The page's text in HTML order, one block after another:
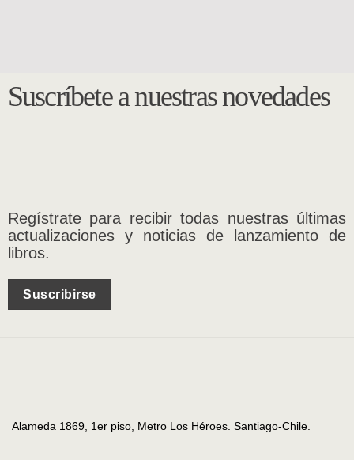
Suscríbete a nuestras novedades
Regístrate para recibir todas nuestras últimas
actualizaciones y noticias de lanzamiento de
libros.
Suscribirse
Alameda 1869, 1er piso, Metro Los Héroes. Santiago-Chile.